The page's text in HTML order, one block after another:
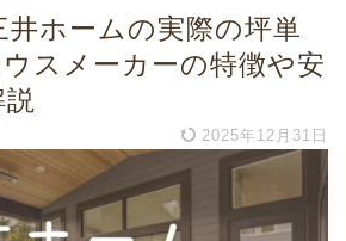
井ホームの実際の坪単
スメーカーの特徴や安
2025年12月31日